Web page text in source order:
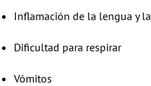
Inflamación de la lengua y
Dificultad para respirar
Vómitos